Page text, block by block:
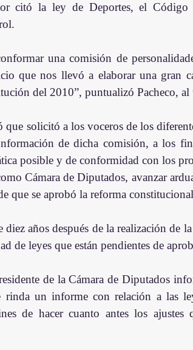
citó la ley de Deportes, el
una comisión de
que nos llevó a elaborar una gran
del 2010”, puntualizó Pacheco,
solicitó a los voceros de los
de dicha comisión, a los
posible y de conformidad con los
Cámara de Diputados, avanzar
que se aprobó la reforma
diez años después de la realización de
de leyes que están pendientes de
de la Cámara de Diputados
rinda un informe con relación a las
de hacer cuanto antes los